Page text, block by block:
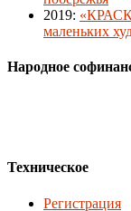
2019:
маленьких
Народное
Техническое
Регистрация